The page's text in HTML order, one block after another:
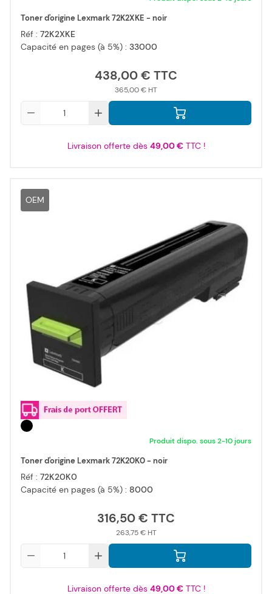
Toner d'origine Lexmark 72K2XKE - noir
Réf : 72K2XKE
Capacité en pages (à 5%) : 33000
438,00 €
365,00 €
Livraison offerte dès 49,00 €TTC !
OEM
Produit dispo. sous 2-10 jours
Toner d'origine Lexmark 72K20K0 - noir
Réf : 72K20K0
Capacité en pages (à 5%) : 8000
316,50 €
263,75 €
Livraison offerte dès 49,00 €TTC !